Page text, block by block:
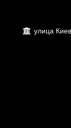
улица